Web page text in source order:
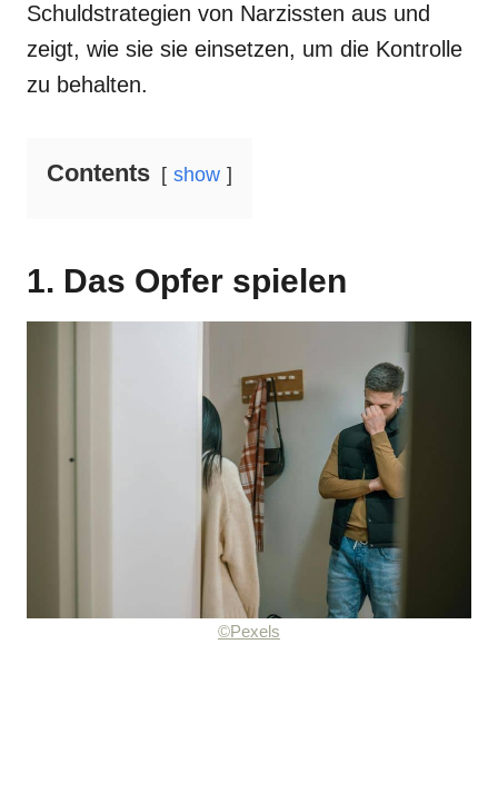
Schuldstrategien von Narzissten aus und
zeigt, wie sie sie einsetzen, um die Kontrolle
zu behalten.
Contents show
1. Das Opfer spielen
©Pexels